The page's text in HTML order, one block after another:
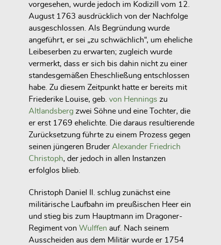
vorgesehen, wurde jedoch im Kodizill vom 12.
August 1763 ausdrücklich von der Nachfolge
ausgeschlossen. Als Begründung wurde
angeführt, er sei „zu schwächlich“, um eheliche
Leibeserben zu erwarten; zugleich wurde
vermerkt, dass er sich bis dahin nicht zu einer
standesgemäßen Eheschließung entschlossen
habe. Zu diesem Zeitpunkt hatte er bereits mit
Friederike Louise, geb. von Hennings zu
Altlandsberg zwei Söhne und eine Tochter, die
er erst 1769 ehelichte. Die daraus resultierende
Zurücksetzung führte zu einem Prozess gegen
seinen jüngeren Bruder Alexander Friedrich
Christoph, der jedoch in allen Instanzen
erfolglos blieb.
Christoph Daniel II. schlug zunächst eine
militärische Laufbahn im preußischen Heer ein
und stieg bis zum Hauptmann im Dragoner-
Regiment von Wulffen auf. Nach seinem
Ausscheiden aus dem Militär wurde er 1754